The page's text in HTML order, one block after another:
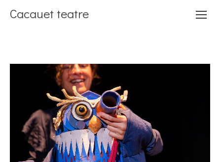
Cacauet teatre
Compartint històries construïm nous móns